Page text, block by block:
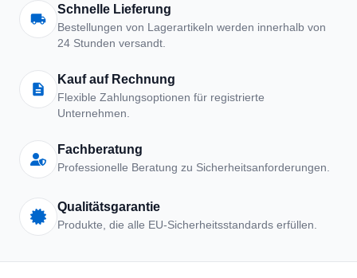
Schnelle Lieferung
Bestellungen von Lagerartikeln werden innerhalb von
24 Stunden versandt.
Kauf auf Rechnung
Flexible Zahlungsoptionen für registrierte
Unternehmen.
Fachberatung
Professionelle Beratung zu Sicherheitsanforderungen.
Qualitätsgarantie
Produkte, die alle EU-Sicherheitsstandards erfüllen.